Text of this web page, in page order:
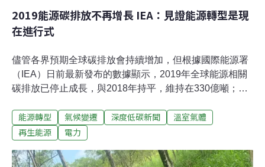
2019能源碳排放不再增長 IEA：見證能源轉型是現
在進行式
儘管各界預期全球碳排放會持續增加，但根據國際能源署
（IEA）日前最新發布的數據顯示，2019年全球能源相關
碳排放已停止成長，與2018年持平，維持在330億噸；而
結果主要來自幾個層面：先進國家電力部門的碳排放下
降，主要貢獻來自再生能源（主要是風能與太陽光電）占
果。美國等國家的氣候較為溫和，減少空調與暖氣用電；
能源轉型 氣候變遷 深度低碳新聞
溫室氣體
再生能源
電力